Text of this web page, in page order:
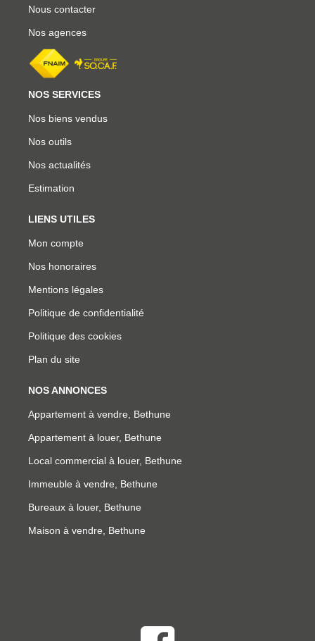
Nous contacter
Nos agences
NOS SERVICES
Nos biens vendus
Nos outils
Nos actualités
Estimation
LIENS UTILES
Mon compte
Nos honoraires
Mentions légales
Politique de confidentialité
Politique des cookies
Plan du site
NOS ANNONCES
Appartement à vendre, Bethune
Appartement à louer, Bethune
Local commercial à louer, Bethune
Immeuble à vendre, Bethune
Bureaux à louer, Bethune
Maison à vendre, Bethune